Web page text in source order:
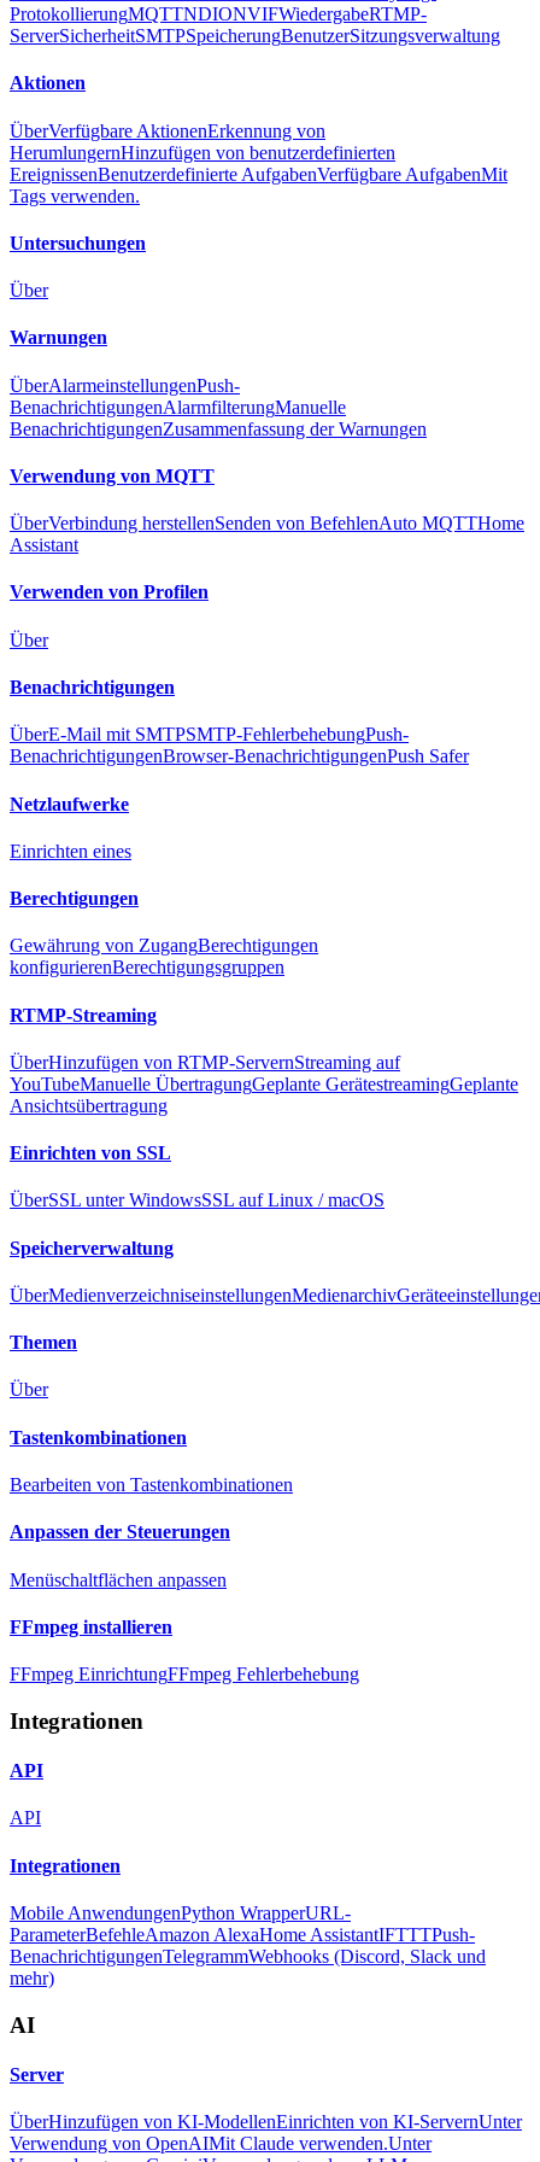
ProtokollierungMQTTNDIONVIFWiedergabeRTMP-
ServerSicherheitSMTPSpeicherungBenutzerSitzungsverwaltung
Aktionen
ÜberVerfügbare AktionenErkennung von
HerumlungernHinzufügen von benutzerdefinierten
EreignissenBenutzerdefinierte AufgabenVerfügbare AufgabenMit
Tags verwenden.
Untersuchungen
Über
Warnungen
ÜberAlarmeinstellungenPush-
BenachrichtigungenAlarmfilterungManuelle
BenachrichtigungenZusammenfassung der Warnungen
Verwendung von MQTT
ÜberVerbindung herstellenSenden von BefehlenAuto MQTTHome
Assistant
Verwenden von Profilen
Über
Benachrichtigungen
ÜberE-Mail mit SMTPSMTP-FehlerbehebungPush-
BenachrichtigungenBrowser-BenachrichtigungenPush Safer
Netzlaufwerke
Einrichten eines
Berechtigungen
Gewährung von ZugangBerechtigungen
konfigurierenBerechtigungsgruppen
RTMP-Streaming
ÜberHinzufügen von RTMP-ServernStreaming auf
YouTubeManuelle ÜbertragungGeplante GerätestreamingGeplante
Ansichtsübertragung
Einrichten von SSL
ÜberSSL unter WindowsSSL auf Linux / macOS
Speicherverwaltung
ÜberMedienverzeichniseinstellungenMedienarchiv
Themen
Über
Tastenkombinationen
Bearbeiten von Tastenkombinationen
Anpassen der Steuerungen
Menüschaltflächen anpassen
FFmpeg installieren
FFmpeg EinrichtungFFmpeg Fehlerbehebung
Integrationen
API
API
Integrationen
Mobile AnwendungenPython WrapperURL-
ParameterBefehleAmazon AlexaHome AssistantIFTTTPush-
BenachrichtigungenTelegrammWebhooks (Discord, Slack und
mehr)
AI
Server
ÜberHinzufügen von KI-ModellenEinrichten von KI-ServernUnter
Verwendung von OpenAIMit Claude verwenden.Unter